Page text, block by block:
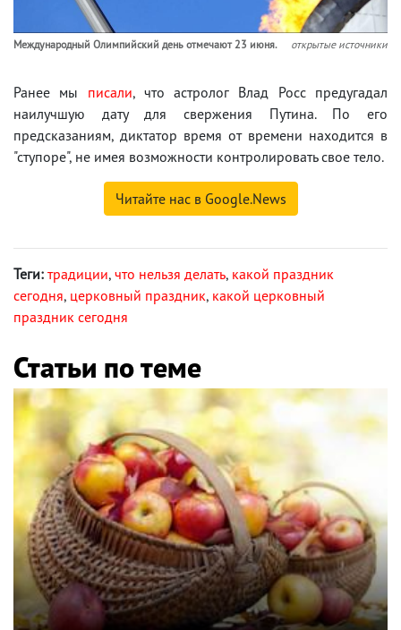
Международный Олимпийский день отмечают 23 июня. открытые источники
Ранее мы писали, что астролог Влад Росс предугадал
наилучшую дату для свержения Путина. По его
предсказаниям, диктатор время от времени находится в
"ступоре", не имея возможности контролировать свое тело.
Читайте нас в Google.News
Теги: традиции, что нельзя делать, какой праздник
сегодня, церковный праздник, какой церковный
праздник сегодня
Статьи по теме